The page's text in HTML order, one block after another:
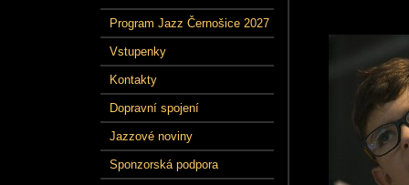
Program Jazz Černošice 2027
Vstupenky
Kontakty
Dopravní spojení
Jazzové noviny
Sponzorská podpora